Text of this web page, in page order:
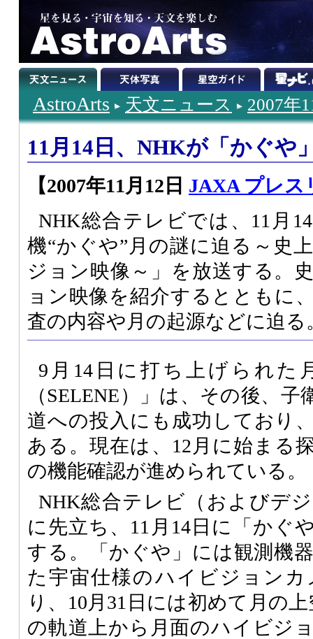
AstroArts 天文ニュース 2007年
11月14日、NHKが「かぐや
【2007年11月12日 JAXA プレス
NHK総合テレビでは、11月
機“かぐや”月の謎に迫る～史
ジョン映像～」を放送する。
ョン映像を紹介するとともに
査の内容や月の起源などに迫る
9月14日に打ち上げられた
（SELENE）」は、その後、
道への投入にも成功しており
ある。現在は、12月に始まる
の機能確認が進められている。
NHK総合テレビ（およびデ
に先立ち、11月14日に「かぐ
する。「かぐや」には観測機
た宇宙仕様のハイビジョン
り、10月31日には初めて月の
の軌道上から月面のハイビジ